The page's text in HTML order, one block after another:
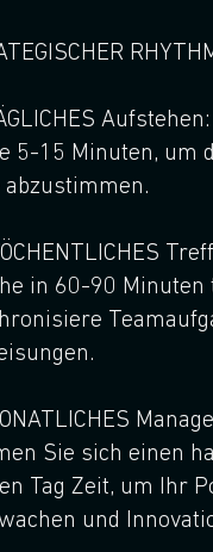
Aufstehen:
5-15 Minuten, um
abzustimmen.
in 60-90 Minuten
Sie sich einen
Tag Zeit, um Ihr
und